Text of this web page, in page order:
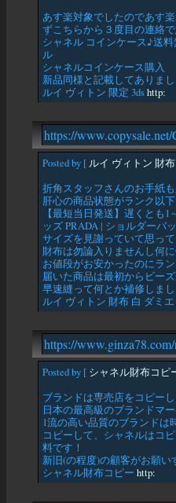
あす楽対象でしたのであす
ずこちらから３度目の連絡
シャネル コインケース♪送
ル
シャネルコインケース購入
新品同様と記載してありま
ルイ ヴィトン 限定 3dshttp:
https://
Posted by [ ルイ ヴィトン 財
折角スタッフさんのお手紙
肝心の商品状態がランク以下
【最短当日発送】遅くとも
ッズ PRADA | ショルダーバ
サイズを見謝っていて思っ
財布は勿論入りませんし何
お値段がお安かったのにラ
届いた商品は最初からビー
早速縫って何とか補修しま
ルイ ヴィトン 財布 白 ダミエ
https://
Posted by [ シャネル財布コピ
ブランドは専売店をコピー
日本の最高級のブランドマ
1流の高い品質のブランド
コピーして、シャネルはコ
料です！
新旧(の程度)の顧客がお願い
シャネル財布コピー http: